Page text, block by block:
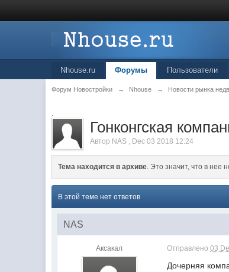
Nhouse.ru Форумы Пользователи
Форум Новостройки → Nhouse → Новости рынка
.
Гонконгская
Автор NAS , Dec 03 2018 12:24
Тема находится в архиве. Это значит, что в нее
В этой теме нет ответов
NAS
Аксакал Отправлено03
Дочерняя